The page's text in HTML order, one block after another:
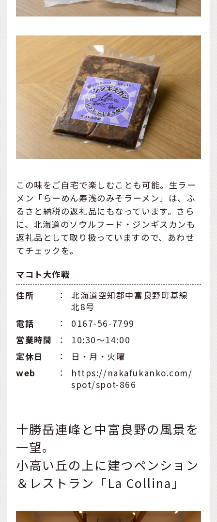
この味をご自宅で楽しむことも可能。生ラー
メン「らーめん寿浅のみそラーメン」は、ふ
るさと納税の返礼品にもなっています。さら
に、北海道のソウルフード・ジンギスカンも
返礼品として取り扱っていますので、あわせ
てチェックを。
マコト大作戦
住所
：
北海道空知郡中富良野町基線
北8号
電話
：
0167-56-7799
営業時間
：
10:30～14:00
定休⽇
：
日・月・火曜
web
：
https://nakafukanko.com/
spot/spot-866
十勝岳連峰と中富良野の風景を
一望。
小高い丘の上に建つペンション
＆レストラン「La Collina」